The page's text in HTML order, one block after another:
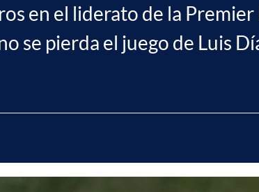
en el liderato de la
se pierda el juego de Luis